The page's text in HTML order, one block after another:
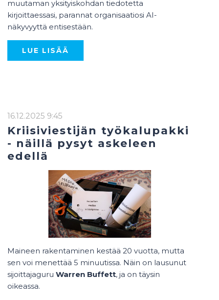
muutaman yksityiskohdan tiedotetta
kirjoittaessasi, parannat organisaatiosi AI-
näkyvyyttä entisestään.
LUE LISÄÄ
16.12.2025 9:45
Kriisiviestijän työkalupakki
- näillä pysyt askeleen
edellä
Maineen rakentaminen kestää 20 vuotta, mutta
sen voi menettää 5 minuutissa. Näin on lausunut
sijoittajaguru Warren Buffett, ja on täysin
oikeassa.